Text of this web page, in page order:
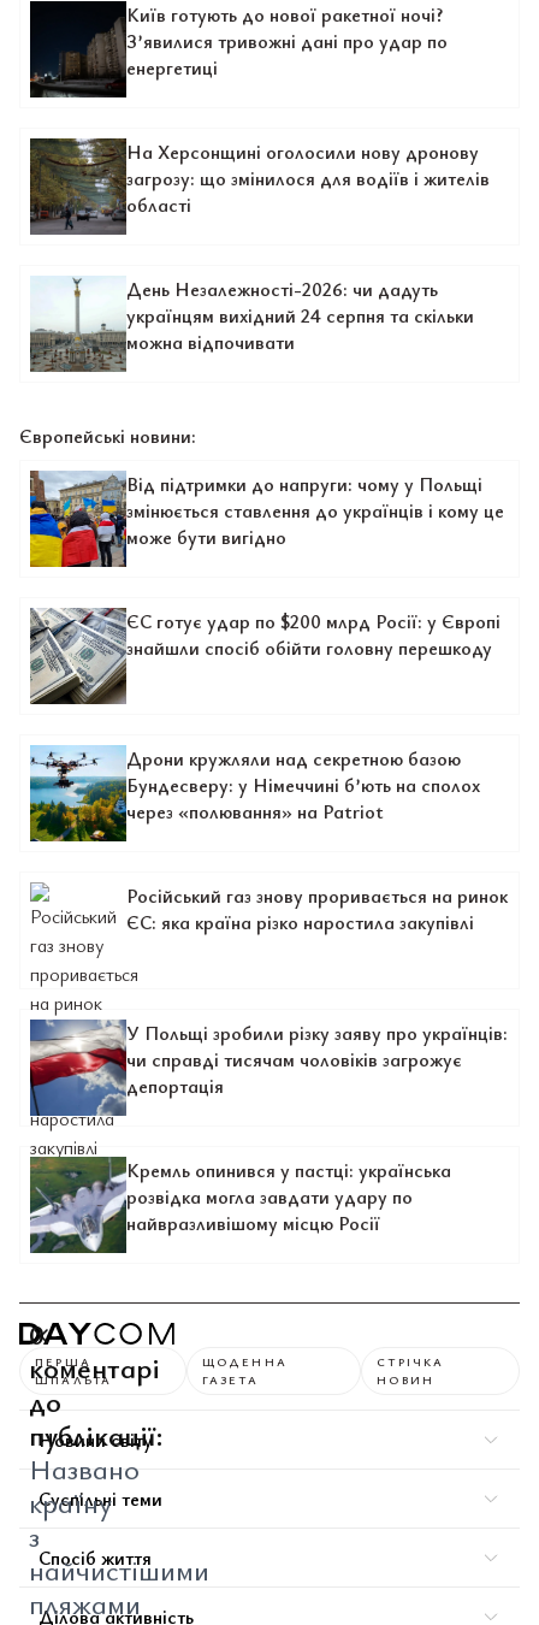
Київ готують до нової ракетної ночі?
З’явилися тривожні дані про удар по
енергетиці
На Херсонщині оголосили нову дронову
загрозу: що змінилося для водіїв і жителів
області
День Незалежності-2026: чи дадуть
українцям вихідний 24 серпня та скільки
можна відпочивати
Європейські новини:
Від підтримки до напруги: чому у Польщі
змінюється ставлення до українців і кому це
може бути вигідно
ЄС готує удар по $200 млрд Росії: у Європі
знайшли спосіб обійти головну перешкоду
Дрони кружляли над секретною базою
Бундесверу: у Німеччині б’ють на сполох
через «полювання» на Patriot
Російський газ знову проривається на ринок
ЄС: яка країна різко наростила закупівлі
У Польщі зробили різку заяву про українців:
чи справді тисячам чоловіків загрожує
депортація
Кремль опинився у пастці: українська
розвідка могла завдати удару по
найвразливішому місцю Росії
0
коментарі
до
публікації:
Названо
країну
з
найчистішими
пляжами
ПЕРША
ШПАЛЬТА
ЩОДЕННА
ГАЗЕТА
СТРІЧКА
НОВИН
Новини світу
Суспільні теми
Спосіб життя
Ділова активність